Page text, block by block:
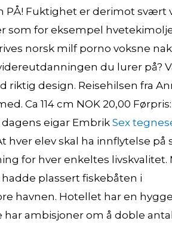
PÅ! Fuktighet er derimot svært
som for eksempel
norsk milf porno voksne
du lurer på?
riktig design. Reisehilsen fra
Ca 114 cm NOK 20,00 Førpris:
dagens eigar Embrik Sex
hver elev skal ha innflytelse på
for hver enkeltes livskvalitet.
plassert fiskebåten i
havnen. Hotellet har en
ambisjoner om å doble antall